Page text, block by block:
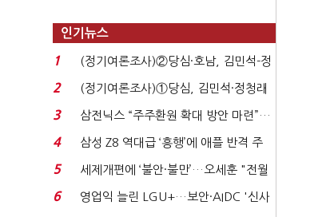
인기뉴스
1
(정기여론조사)②당심·호남, 김민석-정
청래 '초접전'...
2
(정기여론조사)①당심, 김민석·정청래
'초접전'…대통령 ...
3
삼전닉스 “주주환원 확대 방안 마련”…
로이터에 성명...
4
삼성 Z8 역대급 ‘흥행’에 애플 반격 주
목…9월 ‘폴...
5
세제개편에 ‘불안·불만’…오세훈 "전월
세 구하기 더 ...
6
영업익 늘린 LGU+…보안·AIDC '신사